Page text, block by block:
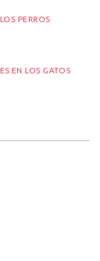
PERROS
EN LOS GATOS